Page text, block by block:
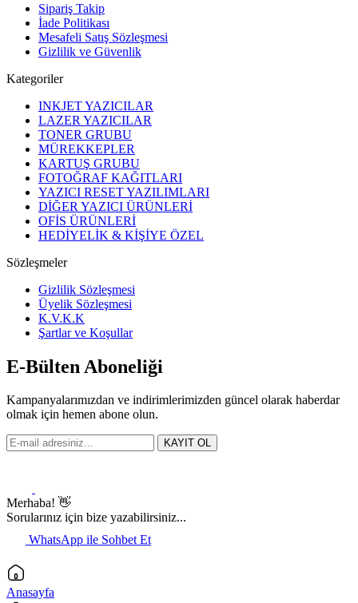
Sipariş Takip
İade Politikası
Mesafeli Satış Sözleşmesi
Gizlilik ve Güvenlik
Kategoriler
INKJET YAZICILAR
LAZER YAZICILAR
TONER GRUBU
MÜREKKEPLER
KARTUŞ GRUBU
FOTOĞRAF KAĞITLARI
YAZICI RESET YAZILIMLARI
DİĞER YAZICI ÜRÜNLERİ
OFİS ÜRÜNLERİ
HEDİYELİK & KİŞİYE ÖZEL
Sözleşmeler
Gizlilik Sözleşmesi
Üyelik Sözleşmesi
K.V.K.K
Şartlar ve Koşullar
E-Bülten Aboneliği
Kampanyalarımızdan ve indirimlerimizden güncel olarak haberdar
olmak için hemen abone olun.
KAYIT OL
Merhaba! 👋
Sorularınız için bize yazabilirsiniz...
WhatsApp ile Sohbet Et
Anasayfa